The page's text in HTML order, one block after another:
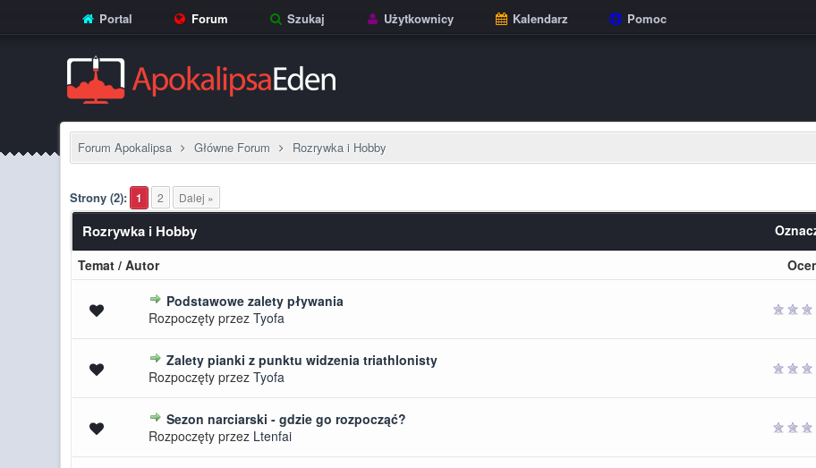
Portal Forum Szukaj Użytkownicy Kalendarz Pomoc
Forum Apokalipsa Główne Forum Rozrywka i Hobby
Strony (2): 1 2 Dalej »
Rozrywka i Hobby
Temat/ Autor
Podstawowe zalety pływania
Rozpoczęty przez Tyofa
0 głosów - średnia ocena: 0 na 5 gwiazdek
Zalety pianki z punktu widzenia triathlonisty
Rozpoczęty przez Tyofa
0 głosów - średnia ocena: 0 na 5 gwiazdek
Sezon narciarski - gdzie go rozpocząć?
Rozpoczęty przez Ltenfai
0 głosów - średnia ocena: 0 na 5 gwiazdek